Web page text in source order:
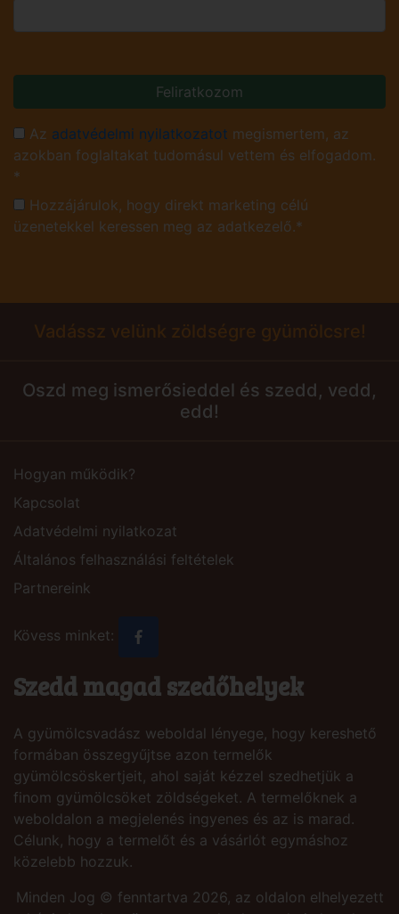
Feliratkozom
Az adatvédelmi nyilatkozatot megismertem, az
azokban foglaltakat tudomásul vettem és elfogadom.
*
Hozzájárulok, hogy direkt marketing célú
üzenetekkel keressen meg az adatkezelő.*
Vadássz velünk zöldségre gyümölcsre!
Oszd meg ismerősieddel és szedd, vedd,
edd!
Hogyan működik?
Kapcsolat
Adatvédelmi nyilatkozat
Általános felhasználási feltételek
Partnereink
Kövess minket:
Szedd magad szedőhelyek
A gyümölcsvadász weboldal lényege, hogy kereshető
formában összegyűjtse azon termelők
gyümölcsöskertjeit, ahol saját kézzel szedhetjük a
finom gyümölcsöket zöldségeket. A termelőknek a
weboldalon a megjelenés ingyenes és az is marad.
Célunk, hogy a termelőt és a vásárlót egymáshoz
közelebb hozzuk.
Minden Jog © fenntartva 2026, az oldalon elhelyezett